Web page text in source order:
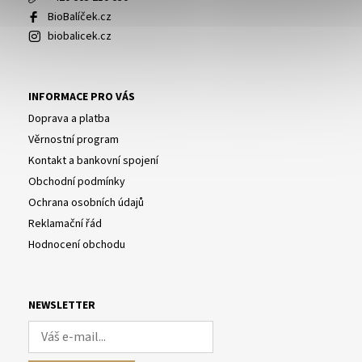
BioBalíček.cz
biobalicek.cz
INFORMACE PRO VÁS
Doprava a platba
Věrnostní program
Kontakt a bankovní spojení
Obchodní podmínky
Ochrana osobních údajů
Reklamační řád
Hodnocení obchodu
NEWSLETTER